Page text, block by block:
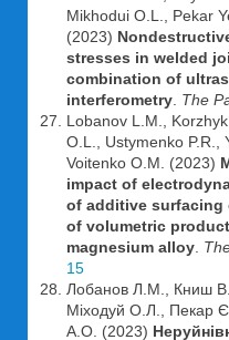
Mikhodui O.L., Pekar
(2023)
stresses in welded
combination of
interferometry The
Lobanov L.M.,
O.L., Ustymenko P.R.,
Voitenko O.M. (2023)
impact of
of additive surfacing
of volumetric
magnesium alloy
15
Лобанов Л.М., Книш
Міходуй О.Л., Пекар
А.О. (2023)